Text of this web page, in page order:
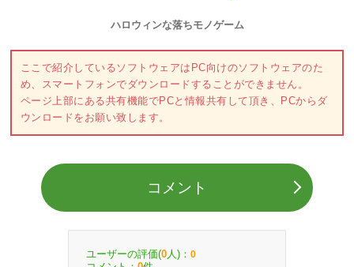
ハロウィンな落ちモノゲーム
ここで紹介しているソフトウェアはPC向けのソフトウェアのた
め、スマートフォンでダウンロードすることができません。
ページ上部にある共有機能でPCと情報共有して頂き、PCからダ
ウンロードをお願い致します。
コメント
ユーザーの評価(0 人)： 0